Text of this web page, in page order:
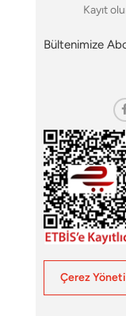
Kayıt
Bültenimize
Çerez